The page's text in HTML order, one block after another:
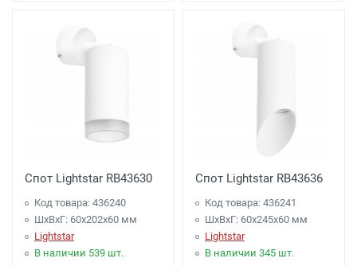
Спот Lightstar RB43630
Код товара: 436240
ШхВхГ: 60x202x60 мм
Lightstar
В наличии 539 шт.
Спот Lightstar RB43636
Код товара: 436241
ШхВхГ: 60x245x60 мм
Lightstar
В наличии 345 шт.